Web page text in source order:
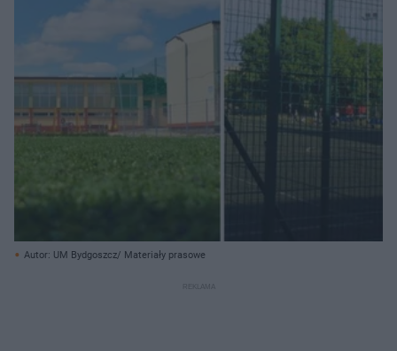
Autor: UM Bydgoszcz/ Materiały prasowe